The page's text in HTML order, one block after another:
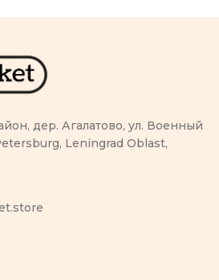
дер. Агалатово, ул. Военный
Leningrad Oblast,